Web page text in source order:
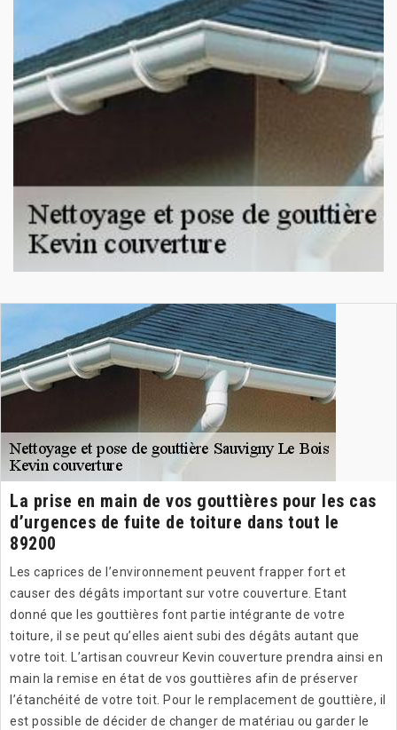
La prise en main de vos gouttières pour les cas
d’urgences de fuite de toiture dans tout le
89200
Les caprices de l’environnement peuvent frapper fort et
causer des dégâts important sur votre couverture. Etant
donné que les gouttières font partie intégrante de votre
toiture, il se peut qu’elles aient subi des dégâts autant que
votre toit. L’artisan couvreur Kevin couverture prendra ainsi en
main la remise en état de vos gouttières afin de préserver
l’étanchéité de votre toit. Pour le remplacement de gouttière, il
est possible de décider de changer de matériau ou garder le